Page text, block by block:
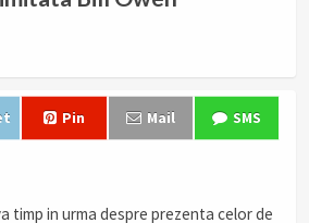
Pin Mail SMS
timp in urma despre prezenta celor de